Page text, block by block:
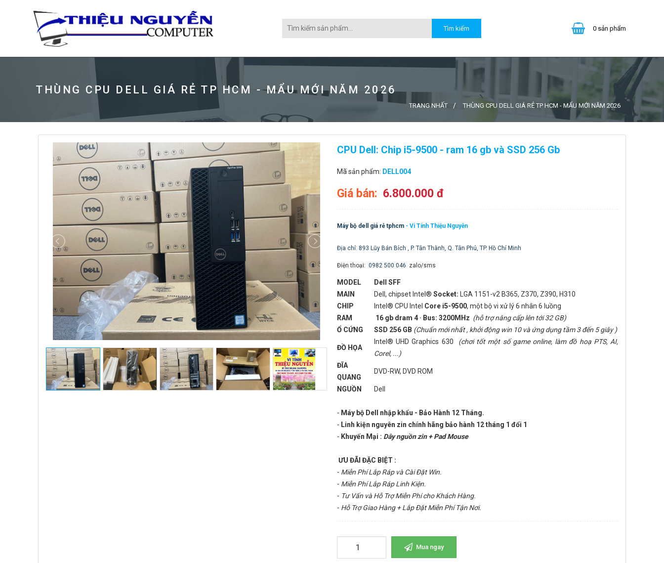
0 sản phẩm
THÙNG CPU DELL GIÁ RẺ TP HCM - MẨU MỚI NĂM 2026
TRANG NHẤT THÙNG CPU DELL GIÁ RẺ TP HCM - MẨU MỚI NĂM 2026
CPU Dell: Chip i5-9500 - ram 16 gb và SSD 256 Gb
Mã sản phẩm: DELL004
Giá bán: 6.800.000 đ
Máy bộ dell giá rẻ tphcm - Vi Tính Thiệu Nguyễn
Địa chỉ: 893 Lũy Bán Bích , P. Tân Thành, Q. Tân Phú, TP. Hồ Chí Minh
Điện thoại: 0982 500 046 zalo/sms
MODEL
Dell SFF
MAIN
Dell, chipset Intel® Socket: LGA 1151-v2 B365, Z370, Z390, H310
CHIP
Intel® CPU Intel Core i5-9500, một bộ vi xử lý 6 nhân 6 luồng
RAM
16 gb dram 4 · Bus: 3200MHz (hỗ trợ nâng cấp lên tới 32 GB)
Ổ CỨNG
SSD 256 GB (Chuẩn mới nhất , khởi động win 10 và ứng dụng tầm 3 đến 5 giây )
ĐỒ HỌA
Intel® UHD Graphics 630 (chơi tốt một số game online, làm đồ hoạ PTS, AI,
Corel, ...)
ĐĨA
QUANG
DVD-RW, DVD ROM
NGUỒN Dell
- Máy bộ Dell nhập khẩu - Bảo Hành 12 Tháng.
- Linh kiện nguyên zin chính hãng bảo hành 12 tháng 1 đổi 1
- Khuyến Mại : Dây nguồn zin + Pad Mouse
ƯU ĐÃI ĐẶC BIỆT :
- Miễn Phí Lắp Ráp và Cài Đặt Win.
- Miễn Phí Lắp Ráp Linh Kiện.
- Tư Vấn và Hỗ Trợ Miễn Phí cho Khách Hàng.
- Hỗ Trợ Giao Hàng + Lắp Đặt Miễn Phí Tận Nơi.
Mua ngay